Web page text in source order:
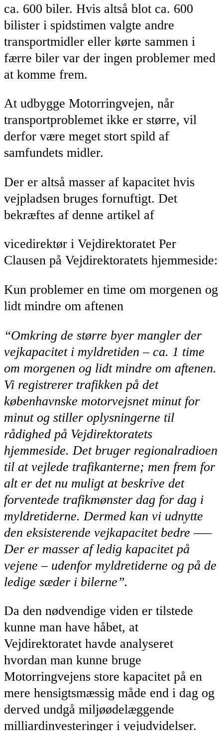
ca. 600 biler. Hvis altså blot ca. 600
bilister i spidstimen valgte andre
transportmidler eller kørte sammen i
færre biler var der ingen problemer med
at komme frem.
At udbygge Motorringvejen, når
transportproblemet ikke er større, vil
derfor være meget stort spild af
samfundets midler.
Der er altså masser af kapacitet hvis
vejpladsen bruges fornuftigt. Det
bekræftes af denne artikel af
vicedirektør i Vejdirektoratet Per
Clausen på Vejdirektoratets hjemmeside:
Kun problemer en time om morgenen og
lidt mindre om aftenen
“Omkring de større byer mangler der
vejkapacitet i myldretiden – ca. 1 time
om morgenen og lidt mindre om aftenen.
Vi registrerer trafikken på det
københavnske motorvejsnet minut for
minut og stiller oplysningerne til
rådighed på Vejdirektoratets
hjemmeside. Det bruger regionalradioen
til at vejlede trafikanterne; men frem for
alt er det nu muligt at beskrive det
forventede trafikmønster dag for dag i
myldretiderne. Dermed kan vi udnytte
den eksisterende vejkapacitet bedre —–
Der er masser af ledig kapacitet på
vejene – udenfor myldretiderne og på de
ledige sæder i bilerne”.
Da den nødvendige viden er tilstede
kunne man have håbet, at
Vejdirektoratet havde analyseret
hvordan man kunne bruge
Motorringvejens store kapacitet på en
mere hensigtsmæssig måde end i dag og
derved undgå miljøødelæggende
milliardinvesteringer i vejudvidelser.